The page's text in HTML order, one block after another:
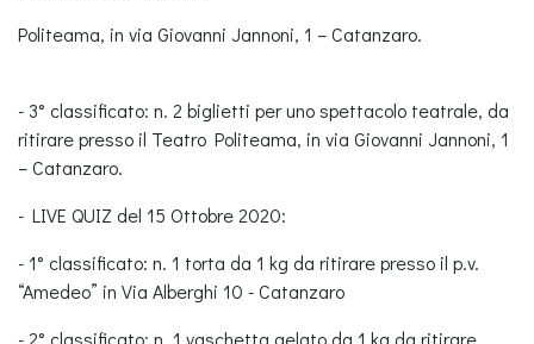
Politeama, in via Giovanni Jannoni, 1 – Catanzaro.
- 3° classificato: n. 2 biglietti per uno spettacolo teatrale, da
ritirare presso il Teatro Politeama, in via Giovanni Jannoni, 1
– Catanzaro.
- LIVE QUIZ del 15 Ottobre 2020:
- 1° classificato: n. 1 torta da 1 kg da ritirare presso il p.v.
“Amedeo” in Via Alberghi 10 - Catanzaro
- 2° classificato: n. 1 vaschetta gelato da 1 kg da ritirare